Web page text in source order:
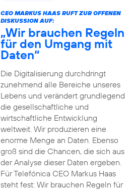
CEO MARKUS HAAS RUFT ZUR OFFENEN
DISKUSSION AUF:
„Wir brauchen Regeln
für den Umgang mit
Daten“
Die Digitalisierung durchdringt
zunehmend alle Bereiche unseres
Lebens und verändert grundlegend
die gesellschaftliche und
wirtschaftliche Entwicklung
weltweit. Wir produzieren eine
enorme Menge an Daten. Ebenso
groß sind die Chancen, die sich aus
der Analyse dieser Daten ergeben.
Für Telefónica CEO Markus Haas
steht fest: Wir brauchen Regeln für